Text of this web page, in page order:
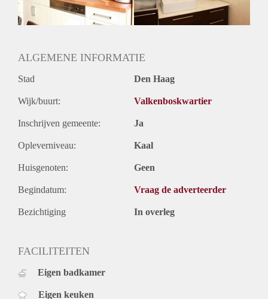
ALGEMENE INFORMATIE
Stad Den Haag
Wijk/buurt: Valkenboskwartier
Inschrijven gemeente: Ja
Opleverniveau: Kaal
Huisgenoten: Geen
Begindatum: Vraag de adverteerder
Bezichtiging In overleg
FACILITEITEN
Eigen badkamer
Eigen keuken